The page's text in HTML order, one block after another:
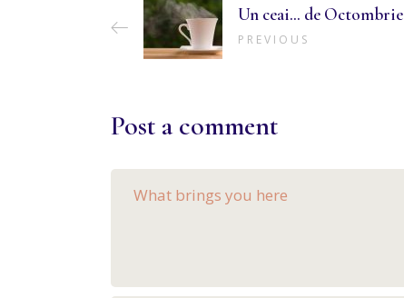
Un ceai… de Octombrie
PREVIOUS
Post a comment